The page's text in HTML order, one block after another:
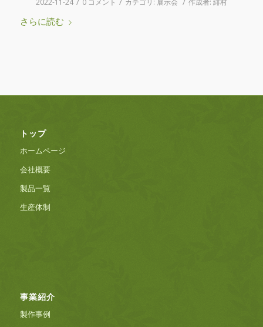
2022-11-24 0 コメント カテゴリ: 展示会 作成者: 緋村
さらに読む
トップ
ホームページ
会社概要
製品一覧
生産体制
事業紹介
製作事例